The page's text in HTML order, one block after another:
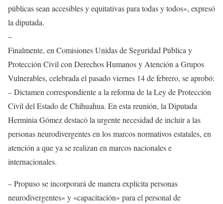
públicas sean accesibles y equitativas para todas y todos», expresó
la diputada.
–
Finalmente, en Comisiones Unidas de Seguridad Pública y
Protección Civil con Derechos Humanos y Atención a Grupos
Vulnerables, celebrada el pasado viernes 14 de febrero, se aprobó:
– Dictamen correspondiente a la reforma de la Ley de Protección
Civil del Estado de Chihuahua. En esta reunión, la Diputada
Herminia Gómez destacó la urgente necesidad de incluir a las
personas neurodivergentes en los marcos normativos estatales, en
atención a que ya se realizan en marcos nacionales e
internacionales.
– Propuso se incorporará de manera explícita personas
neurodivergentes» y «capacitación» para el personal de